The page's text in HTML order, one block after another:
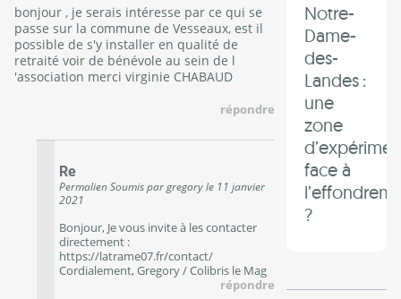
Notre-
Dame-
des-
Landes :
une
zone
face à
?
bonjour , je serais intéresse par ce qui se
passe sur la commune de Vesseaux, est il
possible de s'y installer en qualité de
retraité voir de bénévole au sein de l
'association merci virginie CHABAUD
répondre
Re
PermalienSoumis pargregoryle 11 janvier
2021
Bonjour, Je vous invite à les contacter
directement :
https://latrame07.fr/contact/
Cordialement, Gregory / Colibris le Mag
répondre